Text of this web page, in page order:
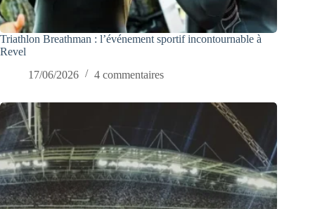
Triathlon Breathman : l’événement sportif incontournable à
Revel
17/06/2026
4 commentaires